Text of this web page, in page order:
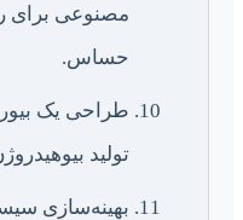
مصنوعی برای
حساس.
طراحی یک
تولید
بهینه‌سازی